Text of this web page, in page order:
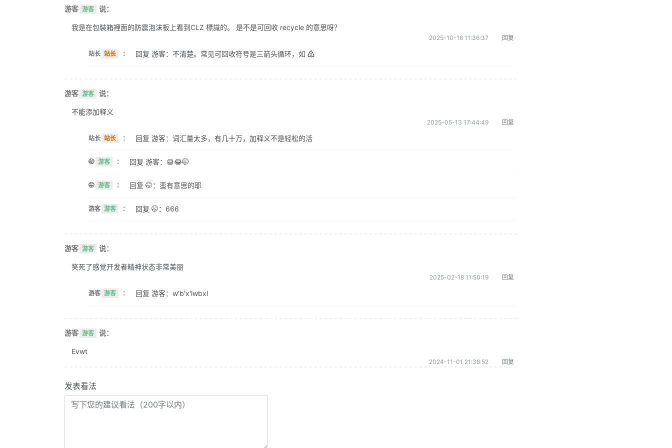
游客 游客 说：
我是在包裝箱裡面的防震泡沫板上看到CLZ 標識的。 是不是可回收 recycle 的意思呀？
2025-10-16 11:36:37 回复
站长 站长 ： 回复 游客：不清楚。常见可回收符号是三箭头循环，如 ♴
游客 游客 说：
不能添加释义
2025-05-13 17:44:49 回复
站长 站长 ： 回复 游客：词汇量太多，有几十万，加释义不是轻松的活
🤭 游客 ： 回复 游客：😅😂🤭
🤭 游客 ： 回复 🤭：蛮有意思的耶
游客 游客 ： 回复 🤭：666
游客 游客 说：
笑死了感觉开发者精神状态非常美丽
2025-02-18 11:50:19 回复
游客 游客 ： 回复 游客：w'b'x'lwbxl
游客 游客 说：
Evwt
2024-11-01 21:38:52 回复
发表看法